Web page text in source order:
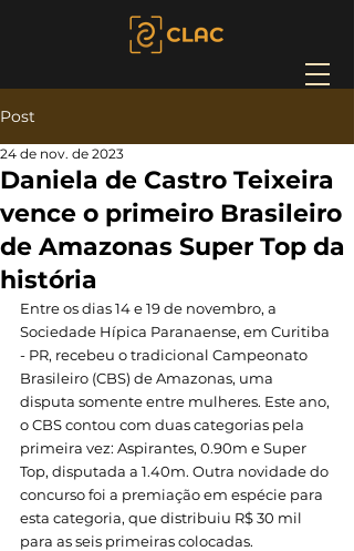
Post
Daniela de Castro Teixeira
vence o primeiro Brasileiro
de Amazonas Super Top da
história
24 de nov. de 2023
Entre os dias 14 e 19 de novembro, a
Sociedade Hípica Paranaense, em Curitiba
- PR, recebeu o tradicional Campeonato
Brasileiro (CBS) de Amazonas, uma
disputa somente entre mulheres. Este ano,
o CBS contou com duas categorias pela
primeira vez: Aspirantes, 0.90m e Super
Top, disputada a 1.40m. Outra novidade do
concurso foi a premiação em espécie para
esta categoria, que distribuiu R$ 30 mil
para as seis primeiras colocadas.